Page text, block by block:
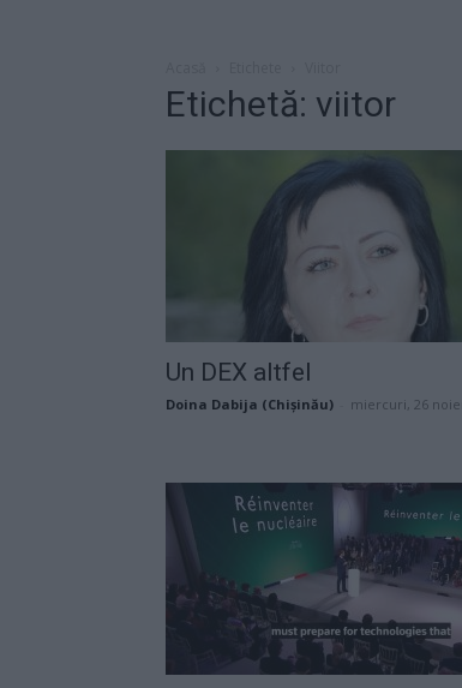
Etichetă: viitor
Un DEX altfel
Doina Dabija (Chișinău) miercuri, 26